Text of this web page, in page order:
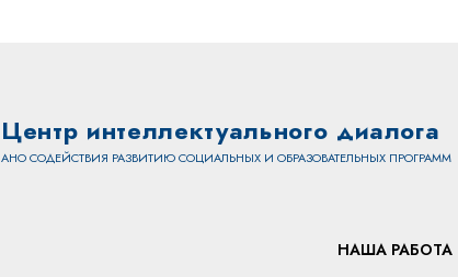
Центр интеллектуального диалога
АНО СОДЕЙСТВИЯ РАЗВИТИЮ СОЦИАЛЬНЫХ И ОБРАЗОВАТЕЛЬНЫХ ПРОГРАММ
НАША РАБОТА